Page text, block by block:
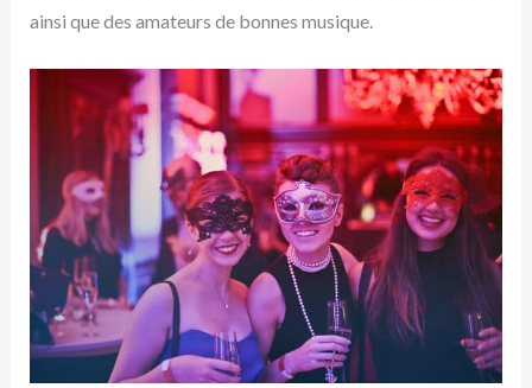
ainsi que des amateurs de bonnes musique.